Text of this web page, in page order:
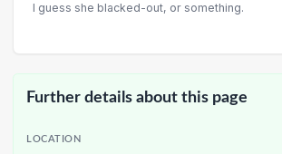
I guess she bIacked-out, or something.
Further details about this page
LOCATION